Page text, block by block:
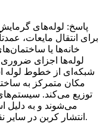
پاسخ: لوله‌های
برای انتقال مایعات،
خانه‌ها یا
لوله‌ها اجزای
شبکه‌ای از خطوط لوله
مکان متمرکز به
توزیع می‌کند.
می‌شوند و به دلیل
انتشار کربن در سایر نقاط جهان محبوبیت فزاینده‌ای پیدا می‌کنند.